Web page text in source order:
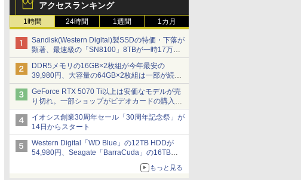
アクセスランキング
1時間 24時間 1週間 1カ月
Sandisk(Western Digital)製SSDの特価・下落が
顕著、最速級の「SN8100」8TBが一時17万円
割れ [8月前半のSSD価格]
DDR5メモリの16GB×2枚組が今年最安の
39,980円、大容量の64GB×2枚組は一部が続騰
[8月前半のメモリ価格]
GeForce RTX 5070 Ti以上は安価なモデルが売
り切れ。一部ショップがビデオカードの購入制
限を実施したニュースが注目を集める AKIBA
PC Hotline! 先週のアクセスランキング 26年7月
27日～26年8月3日
イオシス創業30周年セール「30周年記念祭」が
14日からスタート
Western Digital「WD Blue」の12TB HDDが
54,980円、Seagate「BarraCuda」の16TB
HDDが64,980円などが特売、NAS・ビジネス向
けは上昇傾向 [8月前半のHDD価格]
もっと見る